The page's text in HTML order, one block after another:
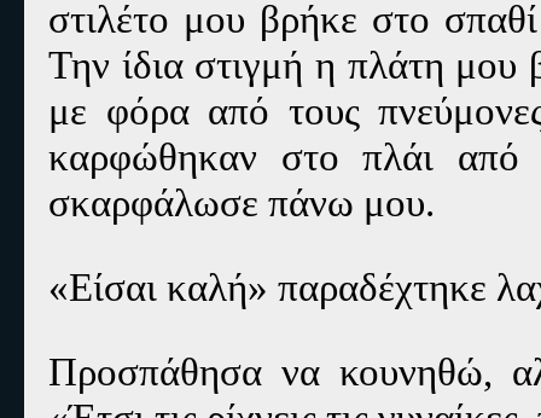
στιλέτο μου βρήκε στο
Την ίδια στιγμή η πλάτη
με φόρα από τους
καρφώθηκαν στο πλάι από
σκαρφάλωσε πάνω μου.
«Είσαι καλή» παραδέχτηκε
Προσπάθησα να κουνηθώ,